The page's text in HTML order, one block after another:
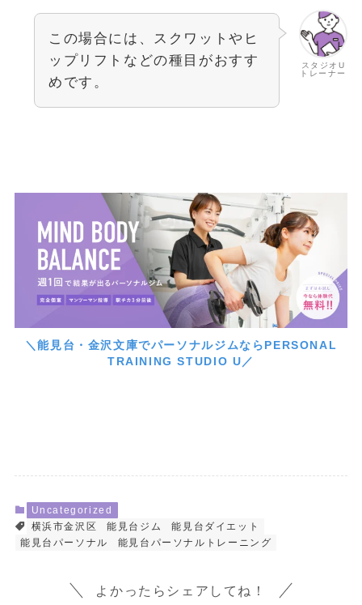
スタジオU
トレーナー
この場合には、スクワットやヒ
ップリフトなどの種目がおすす
めです。
＼能見台・金沢文庫でパーソナルジムならPERSONAL
TRAINING STUDIO U／
Uncategorized
横浜市金沢区
能見台ジム
能見台ダイエット
能見台パーソナル
能見台パーソナルトレーニング
よかったらシェアしてね！